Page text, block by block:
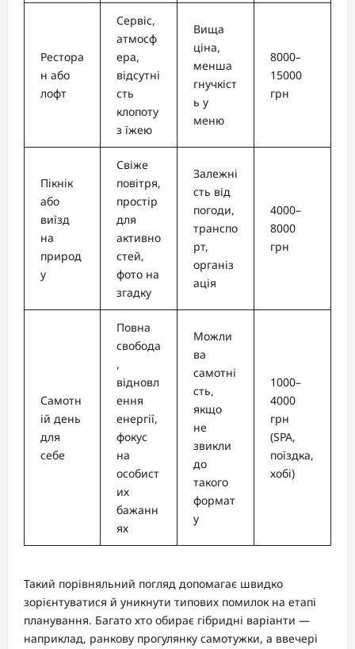
Рестора
н або
лофт
Сервіс,
атмосф
ера,
відсутні
сть
клопоту
з їжею
Вища
ціна,
менша
гнучкіст
ь у
меню
8000–
15000
грн
Пікнік
або
виїзд
на
природ
у
Свіже
повітря,
простір
для
активно
стей,
фото на
згадку
Залежні
сть від
погоди,
транспо
рт,
організ
ація
4000–
8000
грн
Самотн
ій день
для
себе
Повна
свобода
,
відновл
ення
енергії,
фокус
на
особист
их
бажанн
ях
Можли
ва
самотні
сть,
якщо
не
звикли
до
такого
формат
у
1000–
4000
грн
(SPA,
поїздка,
хобі)
Такий порівняльний погляд допомагає швидко
зорієнтуватися й уникнути типових помилок на етапі
планування. Багато хто обирає гібридні варіанти —
наприклад, ранкову прогулянку самотужки, а ввечері